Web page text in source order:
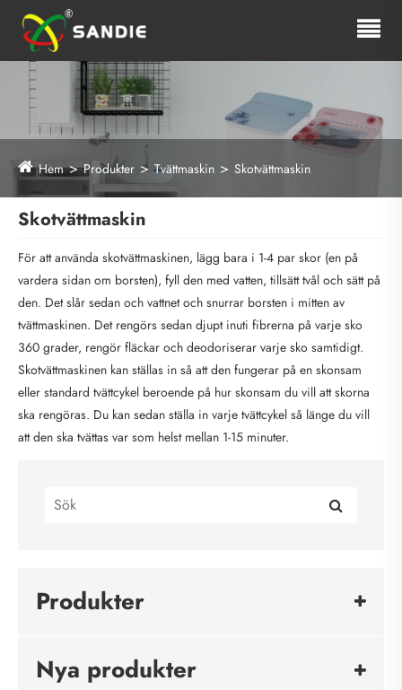
Hem Produkter Tvättmaskin Skotvättmaskin
Skotvättmaskin
För att använda skotvättmaskinen, lägg bara i 1-4 par skor (en på
vardera sidan om borsten), fyll den med vatten, tillsätt tvål och sätt på
den. Det slår sedan och vattnet och snurrar borsten i mitten av
tvättmaskinen. Det rengörs sedan djupt inuti fibrerna på varje sko
360 grader, rengör fläckar och deodoriserar varje sko samtidigt.
Skotvättmaskinen kan ställas in så att den fungerar på en skonsam
eller standard tvättcykel beroende på hur skonsam du vill att skorna
ska rengöras. Du kan sedan ställa in varje tvättcykel så länge du vill
att den ska tvättas var som helst mellan 1-15 minuter.
Produkter
Nya produkter